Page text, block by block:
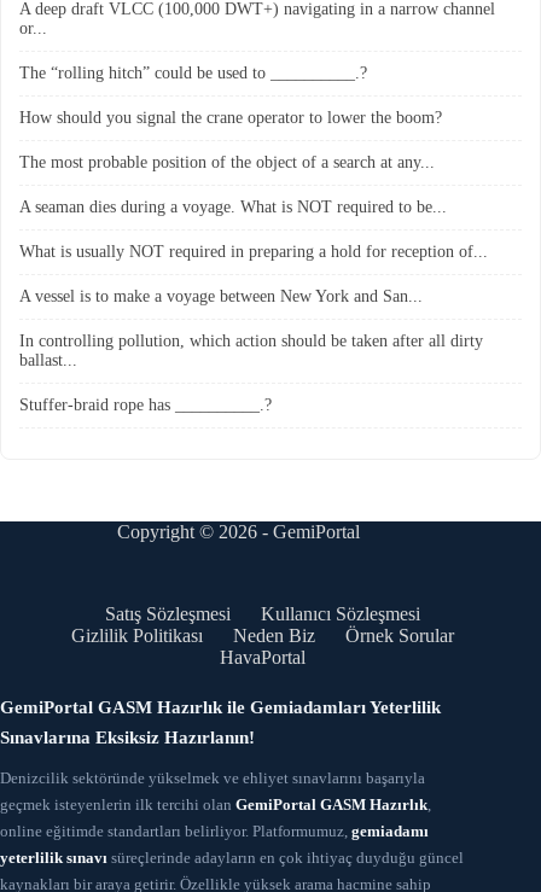
A deep draft VLCC (100,000 DWT+) navigating in a narrow channel
or...
The “rolling hitch” could be used to __________.?
How should you signal the crane operator to lower the boom?
The most probable position of the object of a search at any...
A seaman dies during a voyage. What is NOT required to be...
What is usually NOT required in preparing a hold for reception of...
A vessel is to make a voyage between New York and San...
In controlling pollution, which action should be taken after all dirty
ballast...
Stuffer-braid rope has __________.?
Copyright © 2026 - GemiPortal
Satış Sözleşmesi
Kullanıcı Sözleşmesi
Gizlilik Politikası
Neden Biz
Örnek Sorular
HavaPortal
GemiPortal GASM Hazırlık ile Gemiadamları Yeterlilik
Sınavlarına Eksiksiz Hazırlanın!
Denizcilik sektöründe yükselmek ve ehliyet sınavlarını başarıyla
geçmek isteyenlerin ilk tercihi olan GemiPortal GASM Hazırlık
online eğitimde standartları belirliyor. Platformumuz, gemiadamı
yeterlilik sınavı süreçlerinde adayların en çok ihtiyaç duyduğu güncel
kaynakları bir araya getirir. Özellikle yüksek arama hacmine sahip